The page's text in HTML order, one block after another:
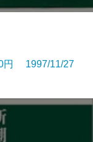
円 1997/11/27